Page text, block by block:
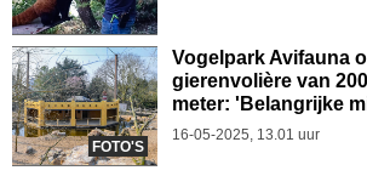
FOTO'S
Vogelpark Avifauna
gierenvolière van
meter: 'Belangrijke
16-05-2025, 13.01 uur